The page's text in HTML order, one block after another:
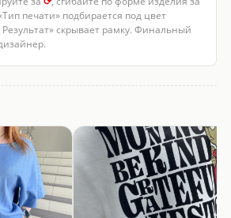
печати» подбирается под цвет
скрывает рамку. Финальный